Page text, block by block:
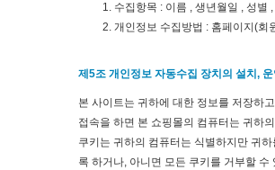
수집항목 : 이름 , 생년월일 , 성별
개인정보 수집방법 : 홈페이지(회
제5조 개인정보 자동수집 장치의 설치,
본 사이트는 귀하에 대한 정보를 저장하
접속을 하면 본 쇼핑몰의 컴퓨터는 귀하
쿠키는 귀하의 컴퓨터는 식별하지만 귀
록 하거나, 아니면 모든 쿠키를 거부할